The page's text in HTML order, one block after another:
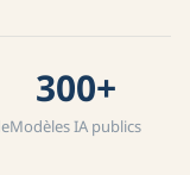
300+
Modèles IA publics